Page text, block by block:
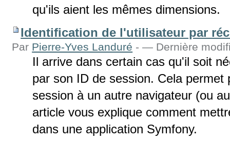
qu'ils aient les mêmes dimensions.
Identification de l'utilisateur par
Par Pierre-Yves Landuré - — Dernière
Il arrive dans certain cas qu'il soit
par son ID de session. Cela permet
session à un autre navigateur (ou
article vous explique comment
dans une application Symfony.